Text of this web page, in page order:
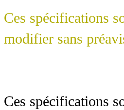
Ces spécifications
modifier sans
Ces spécifications